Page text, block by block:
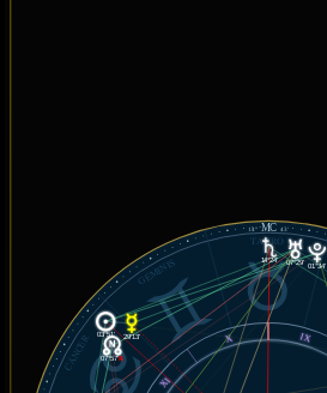
14°MC43'
TAURO
GÉMINIS
CÁNCER X
XI
IX
03°51' 29°13'
14°24' 07°29'
01°34'
07°57'℞